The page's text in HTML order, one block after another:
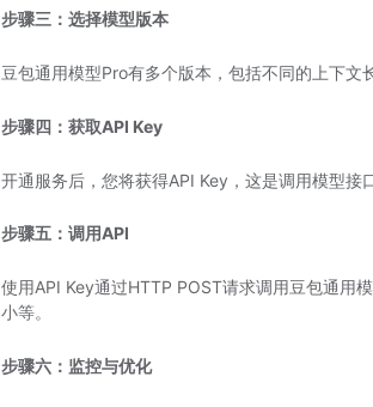
步骤三：选择模型版本
豆包通用模型Pro有多个版本，包括不同的上下文
步骤四：获取API Key
开通服务后，您将获得API Key，这是调用模型接
步骤五：调用API
使用API Key通过HTTP POST请求调用豆包通用
小等。
步骤六：监控与优化